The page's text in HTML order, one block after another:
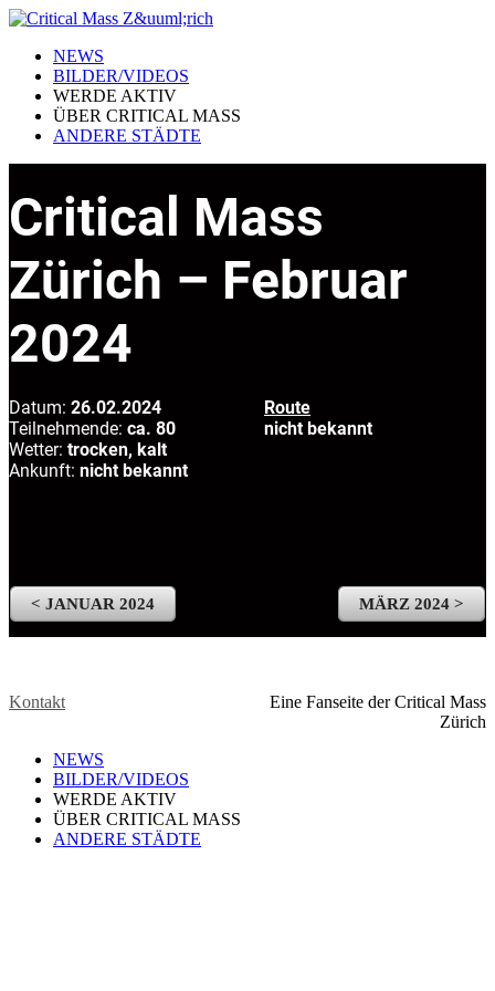
NEWS
BILDER/VIDEOS
WERDE AKTIV
ÜBER CRITICAL MASS
ANDERE STÄDTE
Critical Mass
Zürich – Februar
2024
Datum: 26.02.2024
Teilnehmende: ca. 80
Wetter: trocken, kalt
Ankunft: nicht bekannt
Route
nicht bekannt
< JANUAR 2024 MÄRZ 2024 >
Kontakt
Eine Fanseite der Critical Mass
Zürich
NEWS
BILDER/VIDEOS
WERDE AKTIV
ÜBER CRITICAL MASS
ANDERE STÄDTE